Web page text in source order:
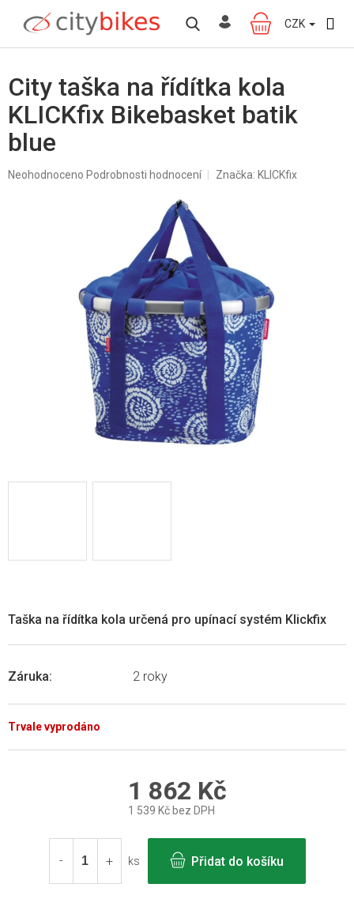
obsah
NÁKUPNÍ
KOŠÍK
CZK
City taška na řídítka kola
KLICKfix Bikebasket batik
blue
Průměrné
Neohodnoceno Podrobnosti hodnocení Značka: KLICKfix
Trvale vyprodáno
Záruka: 2 roky
Taška na řídítka kola určená pro upínací systém Klickfix
1 862 Kč
1 539 Kč bez DPH
cena:
ks
Přidat do košíku